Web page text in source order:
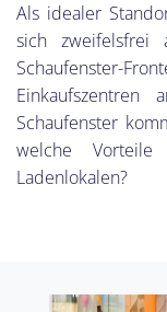
Als idealer
sich zweifelsfrei
Schaufenster-
Einkaufszentren
Schaufenster
welche
Ladenlokalen?